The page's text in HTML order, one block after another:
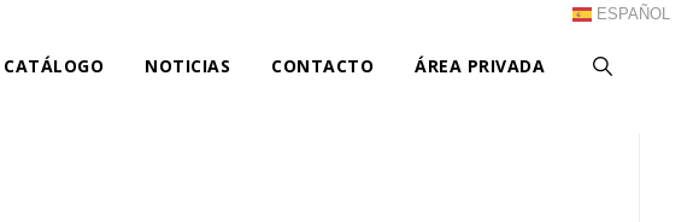
CATÁLOGO NOTICIAS CONTACTO ÁREA PRIVADA
ESPAÑOL